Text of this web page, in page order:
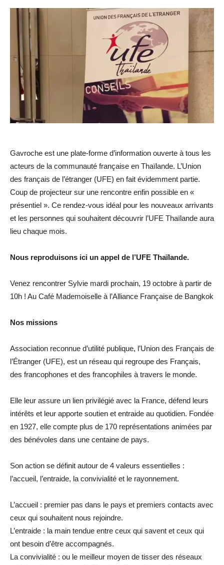
Gavroche est une plate-forme d’information ouverte à tous les
acteurs de la communauté française en Thaïlande. L’Union
des français de l’étranger (UFE) en fait évidemment partie.
Coup de projecteur sur une rencontre enfin possible en «
présentiel ». Ce rendez-vous idéal pour les nouveaux arrivants
et les personnes qui souhaitent découvrir l’UFE Thaïlande aura
lieu chaque mois.
Nous reproduisons ici un appel de l’UFE Thaïlande.
Venez rencontrer Sylvie mardi prochain, 19 octobre à partir de
10h ! Au Café Mademoiselle à l’Alliance Française de Bangkok
Nos missions
Association reconnue d’utilité publique, l’Union des Français de
l’Étranger (UFE), est un réseau qui regroupe des Français,
des francophones et des francophiles à travers le monde.
Elle leur assure un lien privilégié avec la France, défend leurs
intérêts et leur apporte soutien et entraide au quotidien. Fondée
en 1927, elle compte plus de 170 représentations animées par
des bénévoles dans une centaine de pays.
Son action se définit autour de 4 valeurs essentielles :
l’accueil, l’entraide, la convivialité et le rayonnement.
L’accueil : premier pas dans le pays et premiers contacts avec
ceux qui souhaitent nous rejoindre.
L’entraide : la main tendue entre ceux qui savent et ceux qui
ont besoin d’être accompagnés.
La convivialité : ou le meilleur moyen de tisser des réseaux